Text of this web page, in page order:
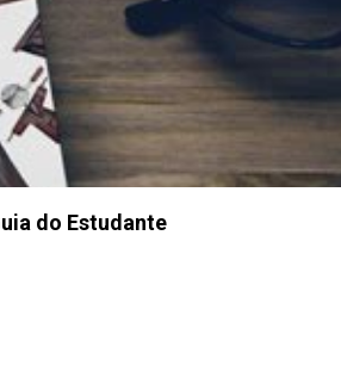
do Estudante